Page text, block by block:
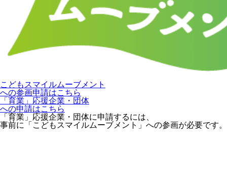
こどもスマイルムーブメント
への参画申請はこちら
「育業」応援企業・団体
への申請はこちら
「育業」応援企業・団体に申請するには、
事前に「こどもスマイルムーブメント」への参画が必要です。